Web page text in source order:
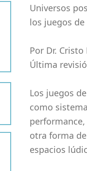
Universos
los juegos de
Por Dr. Cristo
Última
Los juegos
como
otra forma
espacios